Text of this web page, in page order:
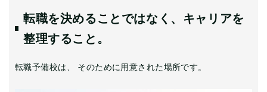
転職を決めることではなく、キャリアを
整理すること。
転職予備校は、 そのために用意された場所です。